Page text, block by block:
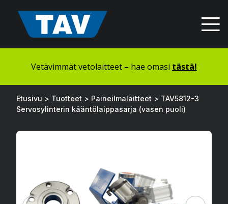
sisältöön
Vetävimmät vetolaitteet – hae omasi tästä!
Etusivu > Tuotteet > Paineilmalaitteet > TAV5812-3
Servosylinterin kääntölaippasarja (vasen puoli)